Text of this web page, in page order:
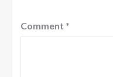
Comment *